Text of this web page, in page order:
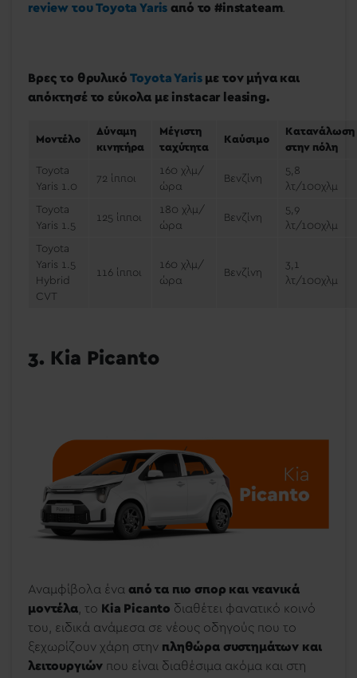
review του Toyota Yaris από το #instateam.
Βρεςτο θρυλικόToyota Yarisμε τον μήνα και
απόκτησέ το εύκολα με instacar leasing.
Μοντέλο
Δύναμη
κινητήρα
Μέγιστη
ταχύτητα
Καύσιμο
Κατανάλωση
στην πόλη
Toyota
Yaris 1.0
72 ίπποι
160 χλμ/
ώρα
Βενζίνη
5,8
λτ/100χλμ
Toyota
Yaris 1.5
125 ίπποι
180 χλμ/
ώρα
Βενζίνη
5,9
λτ/100χλμ
Toyota
Yaris 1.5
Hybrid
CVT
116 ίπποι
160 χλμ/
ώρα
Βενζίνη
3,1
λτ/100χλμ
3. Kia Picanto
Αναμφίβολα ένα από τα πιο σπορ και νεανικά
μοντέλα, το Kia Picanto διαθέτει φανατικό κοινό
του, ειδικά ανάμεσα σε νέους οδηγούς που το
ξεχωρίζουν χάρη στην πληθώρα συστημάτων και
λειτουργιών που είναι διαθέσιμα ακόμα και στη